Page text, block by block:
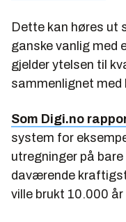
Dette kan høres ut
ganske vanlig med
gjelder ytelsen til
sammenlignet med
Som Digi.no
system for
utregninger på
daværende
ville brukt 10.000